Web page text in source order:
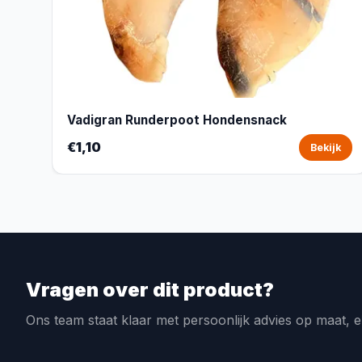
Vadigran Runderpoot Hondensnack
€1,10 Bekijk
Vragen over dit product?
Ons team staat klaar met persoonlijk advies op maat,